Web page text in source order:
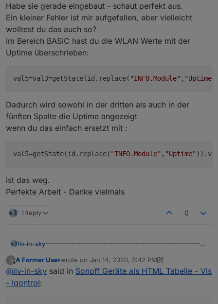
script mit 6 spalten - es fehlen die switch: dieses
alte version
sonoff-6spalten-tabelle.txt
Habe sie gerade eingebaut - schaut perfekt aus.
Ein kleiner Fehler ist mir aufgefallen, aber vielleicht
wolltest du das auch so?
Im Bereich BASIC hast du die WLAN Werte mit der
Uptime überschrieben:
val5=val3=getState(id.replace( "INFO.Module" , "Uptime"
Dadurch wird sowohl in der dritten als auch in der
fünften Spalte die Uptime angezeigt
wenn du das einfach ersetzt mit :
val5=getState(id.replace( "INFO.Module" , "Uptime"
ist das weg.
Perfekte Arbeit - Danke vielmals
1 Reply 0
liv-in-sky-------------------------------------------------------
------
NEUE VERSION DES SCRIPT's HIER:
https://forum.iobroker.net/post/601855
-------------------------------------------------------
?
Offline
A Former Userwrote on Jan 14, 2020, 3:42 PM
last edited by A Former UserJan 14, 2020, 4:57 PM
@liv-in-sky said in Sonoff Geräte als HTML Tabelle - Vis
- Iqontrol: